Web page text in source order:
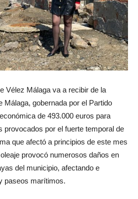
Vélez Málaga va a recibir de la
Málaga, gobernada por el Partido
de 493.000 euros para
provocados por el fuerte temporal de
que afectó a principios de este mes
provocó numerosos daños en
del municipio, afectando e
paseos marítimos.